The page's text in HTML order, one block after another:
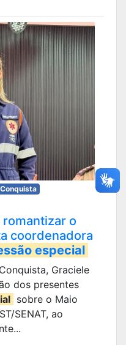
romantizar o
coordenadora
especial
Graciele
dos presentes
sobre o Maio
SENAT, ao